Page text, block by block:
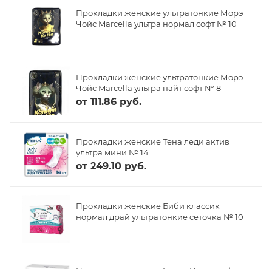
Прокладки женские ультратонкие Морэ
Чойс Marcella ультра нормал софт № 10
Прокладки женские ультратонкие Морэ
Чойс Marcella ультра найт софт № 8
от 111.86 руб.
Прокладки женские Тена леди актив
ультра мини № 14
от 249.10 руб.
Прокладки женские Биби классик
нормал драй ультратонкие сеточка № 10